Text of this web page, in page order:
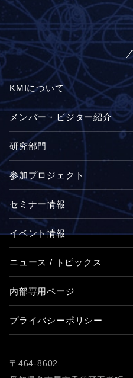
〒464-8602
KMIについて
メンバー・ビジター紹介
研究部門
参加プロジェクト
セミナー情報
イベント情報
ニュース / トピックス
内部専用ページ
プライバシーポリシー